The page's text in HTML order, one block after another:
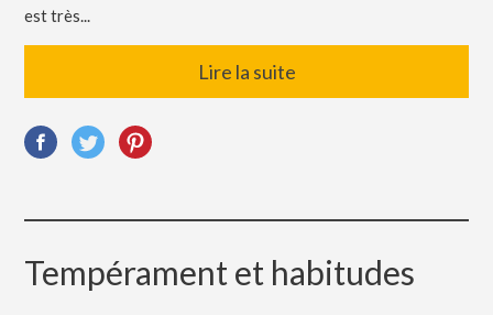
est très...
Lire la suite
Tempérament et habitudes